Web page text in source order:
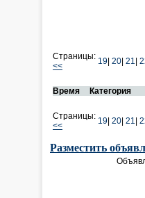
Страницы:
<<
19 20 21
Время Категория
Страницы:
<<
19 20 21
Разместить